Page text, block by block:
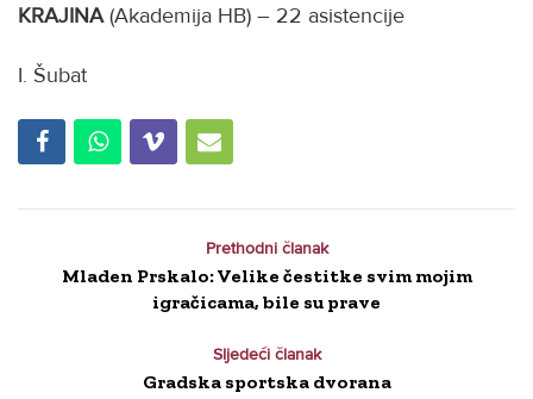
KRAJINA(Akademija HB) – 22 asistencije
I. Šubat
Prethodni članak
Mladen Prskalo: Velike čestitke svim mojim
igračicama, bile su prave
Sljedeći članak
Gradska sportska dvorana